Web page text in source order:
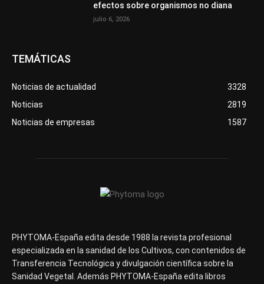
efectos sobre organismos no diana
julio 6, 2026
TEMÁTICAS
Noticias de actualidad
3328
Noticias
2819
Noticias de empresas
1587
PHYTOMA-España edita desde 1988 la revista profesional
especializada en la sanidad de los Cultivos, con contenidos de
Transferencia Tecnológica y divulgación científica sobre la
Sanidad Vegetal. Además PHYTOMA-España edita libros